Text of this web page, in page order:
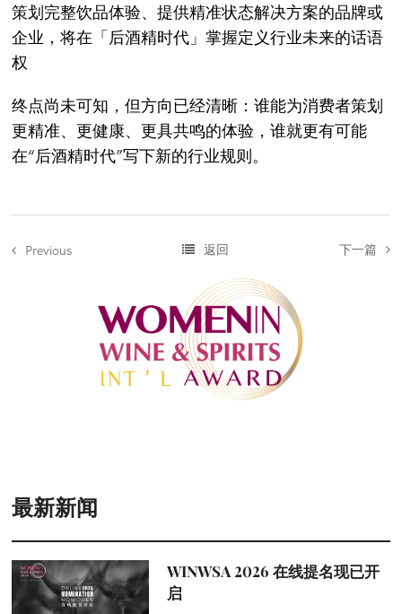
策划完整饮品体验、提供精准状态解决方案的品牌或
企业，将在「后酒精时代」掌握定义行业未来的话语
权
终点尚未可知，但方向已经清晰：谁能为消费者策划
更精准、更健康、更具共鸣的体验，谁就更有可能
在“后酒精时代”写下新的行业规则。
Previous 返回 下一篇
最新新闻
WINWSA 2026 在线提名现已开
启